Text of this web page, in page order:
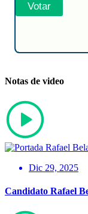
Notas de video
Dic 29, 2025
Candidato Rafael